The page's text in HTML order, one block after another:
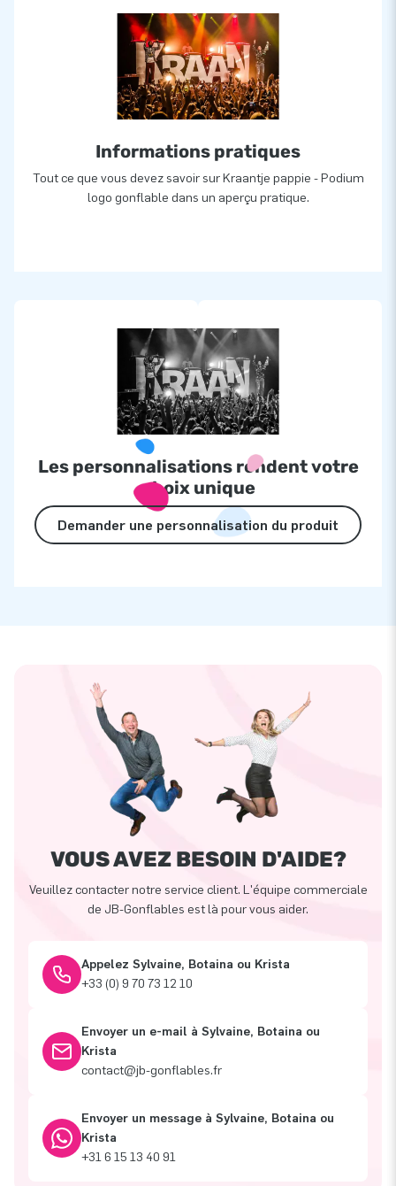
Informations pratiques
Tout ce que vous devez savoir sur Kraantje pappie - Podium
logo gonflable dans un aperçu pratique.
Les personnalisations rendent votre
choix unique
Demander une personnalisation du produit
VOUS AVEZ BESOIN D'AIDE?
Veuillez contacter notre service client. L'équipe commerciale
de JB-Gonflables est là pour vous aider.
Appelez Sylvaine, Botaina ou Krista
+33 (0) 9 70 73 12 10
Envoyer un e-mail à Sylvaine, Botaina ou
Krista
contact@jb-gonflables.fr
Envoyer un message à Sylvaine, Botaina ou
Krista
+31 6 15 13 40 91